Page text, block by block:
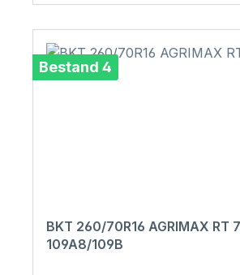
Bestand 4
BKT 260/70R16 AGRIMAX RT
109A8/109B